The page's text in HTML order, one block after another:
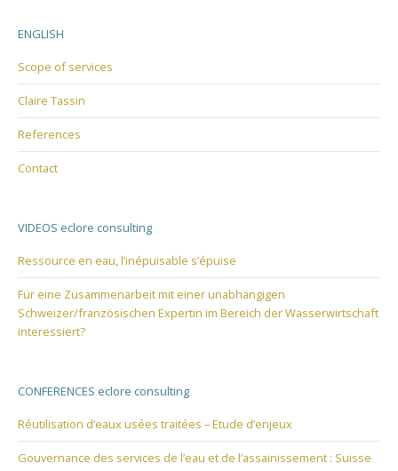
ENGLISH
Scope of services
Claire Tassin
References
Contact
VIDEOS eclore consulting
Ressource en eau, l’inépuisable s’épuise
Für eine Zusammenarbeit mit einer unabhängigen
Schweizer/französischen Expertin im Bereich der Wasserwirtschaft
interessiert?
CONFERENCES eclore consulting
Réutilisation d’eaux usées traitées – Etude d’enjeux
Gouvernance des services de l’eau et de l’assainissement : Suisse